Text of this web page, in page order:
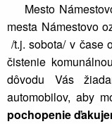
Mesto
mesta Námestovo
/t.j. sobota/ v čase
čistenie
dôvodu Vás
automobilov, aby
pochopenie